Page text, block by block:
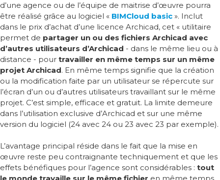
d’une agence ou de l’équipe de maitrise d’œuvre pourra
être réalisé grâce au logiciel « BIMCloud basic ». Inclut
dans le prix d’achat d’une licence Archicad, cet « utilitaire
permet de partager un ou des fichiers Archicad avec
d’autres utilisateurs d’Archicad - dans le même lieu ou à
distance - pour travailler en même temps sur un même
projet Archicad. En même temps signifie que la création
ou la modification faite par un utilisateur se répercute sur
l’écran d’un ou d’autres utilisateurs travaillant sur le même
projet. C’est simple, efficace et gratuit. La limite demeure
dans l’utilisation exclusive d’Archicad et sur une même
version du logiciel (24 avec 24 ou 23 avec 23 par exemple).
L’avantage principal réside dans le fait que la mise en
œuvre reste peu contraignante techniquement et que les
effets bénéfiques pour l’agence sont considérables : tout